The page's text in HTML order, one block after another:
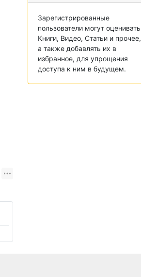
Зарегистрированные
пользователи могут оценивать
Книги, Видео, Статьи и прочее,
а также добавлять их в
избранное, для упрощения
доступа к ним в будущем.